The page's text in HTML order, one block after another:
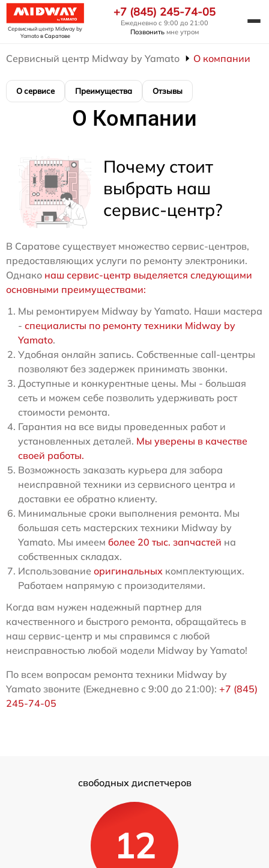
Сервисный центр Midway by
Yamatoв Саратове
+7 (845) 245-74-05
Ежедневно с 9:00 до 21:00
Позвонить мне утром
Сервисный центр Midway by Yamato О компании
О сервисе Преимущества Отзывы
О Компании
Почему стоит
выбрать наш
сервис-центр?
В Саратове существует множество сервис-центров,
предоставляющих услуги по ремонту электроники.
Однако наш сервис-центр выделяется следующими
основными преимуществами:
Мы ремонтируем Midway by Yamato. Наши мастера
- специалисты по ремонту техники Midway by
Yamato.
Удобная онлайн запись. Собственные call-центры
позволяют без задержек принимать звонки.
Доступные и конкурентные цены. Мы - большая
сеть и можем себе позволить удерживать рост
стоимости ремонта.
Гарантия на все виды проведенных работ и
установленных деталей. Мы уверены в качестве
своей работы.
Возможность заказать курьера для забора
неисправной техники из сервисного центра и
доставки ее обратно клиенту.
Минимальные сроки выполнения ремонта. Мы
большая сеть мастерских техники Midway by
Yamato. Мы имеем более 20 тыс. запчастей на
собственных складах.
Использование оригинальных комплектующих.
Работаем напрямую с произодителями.
Когда вам нужен надежный партнер для
качественного и быстрого ремонта, обращайтесь в
наш сервис-центр и мы справимся с любой
неисправностью любой модели Midway by Yamato!
По всем вопросам ремонта техники Midway by
Yamato звоните (Ежедневно с 9:00 до 21:00): +7 (845)
245-74-05
свободных диспетчеров
12